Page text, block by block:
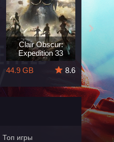
Clair Obscur:
Expedition 33
44.9 GB
8.6
164 GB
Топ игры